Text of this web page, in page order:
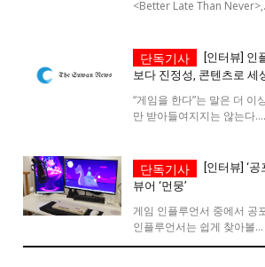
사설/칼럼
시 문학 (문학산책)
지역 & 글로벌 뉴스
사설/칼럼
시 문학 (문학산책)
지역 & 글로벌 뉴스
<Better Late Than
[인터뷰] 인
보다 진정성, 콘텐츠로 세
“게임을 한다”는 말은 더 이
만 받아들여지지는 않는다....
[인터뷰] ‘
뷰어 ‘먼뭉’
게임 인플루언서 중에서 공
인플루언서는 쉽게 찾아볼...